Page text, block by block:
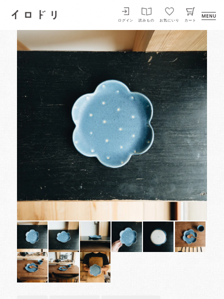
イロドリ
ログイン 読みもの お気にいり カート